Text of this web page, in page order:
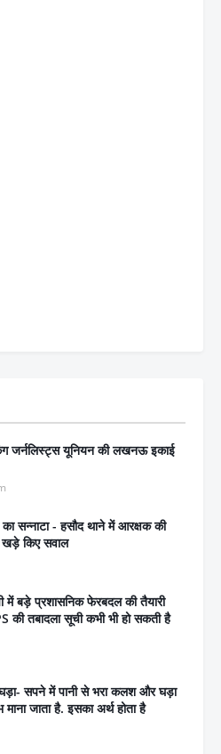
जर्नलिस्ट्स यूनियन की लखनऊ इकाई
का सन्नाटा - हसौद थाने में आरक्षक की
किए सवाल
बड़े प्रशासनिक फेरबदल की तैयारी
की तबादला सूची कभी भी हो सकती है
घड़ा- सपने में पानी से भरा कलश और घड़ा
जाता है. इसका अर्थ होता है